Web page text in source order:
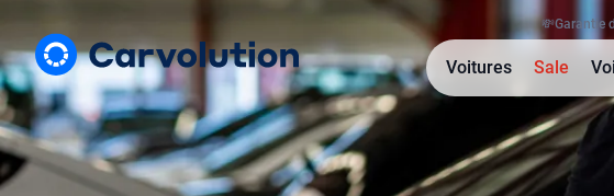
💸Garantie
Voitures Sale